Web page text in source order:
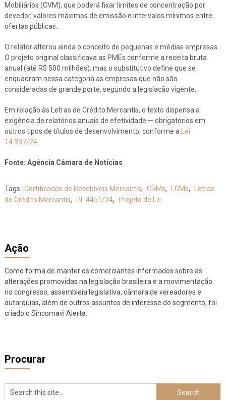
Mobiliários (CVM), que poderá fixar limites de concentração por
devedor, valores máximos de emissão e intervalos mínimos entre
ofertas públicas.
O relator alterou ainda o conceito de pequenas e médias empresas.
O projeto original classificava as PMEs conforme a receita bruta
anual (até R$ 500 milhões), mas o substitutivo define que se
enquadram nessa categoria as empresas que não são
consideradas de grande porte, segundo a legislação vigente.
Em relação às Letras de Crédito Mercantis, o texto dispensa a
exigência de relatórios anuais de efetividade — obrigatórios em
outros tipos de títulos de desenvolvimento, conforme a
Lei
14.937/24.
Fonte: Agência Câmara de Notícias
Tags: Certificados de Recebíveis Mercantis, CRMs, LCMs,
Letras
de Crédito Mercantis, PL 4451/24, Projeto de Lei
Ação
Como forma de manter os comerciantes informados sobre as
alterações promovidas na legislação brasileira e a movimentação
no congresso, assembleia legislativa, câmara de vereadores e
autarquias, além de outros assuntos de interesse do segmento, foi
criado o Sincomavi Alerta.
Procurar